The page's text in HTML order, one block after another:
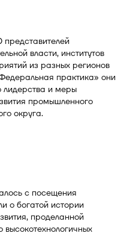
власти, институтов
из разных регионов
практика» они
лидерства и меры
промышленного
округа.
с посещения
о богатой истории
проделанной
высокотехнологичных